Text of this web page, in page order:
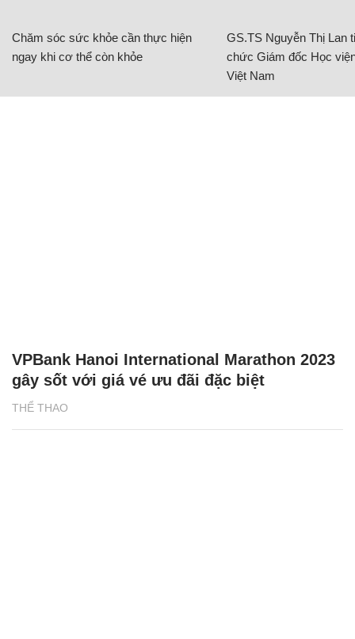
Chăm sóc sức khỏe cần thực hiện
ngay khi cơ thể còn khỏe
GS.TS Nguyễn Thị Lan
chức Giám đốc Học
Việt Nam
THỂ THAO
VPBank Hanoi International Marathon 2023
gây sốt với giá vé ưu đãi đặc biệt